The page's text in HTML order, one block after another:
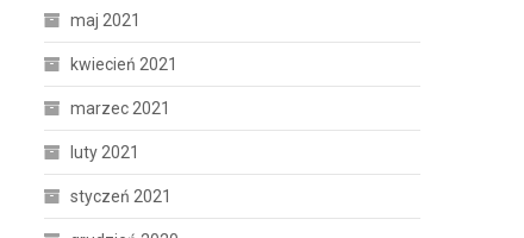
maj 2021
kwiecień 2021
marzec 2021
luty 2021
styczeń 2021